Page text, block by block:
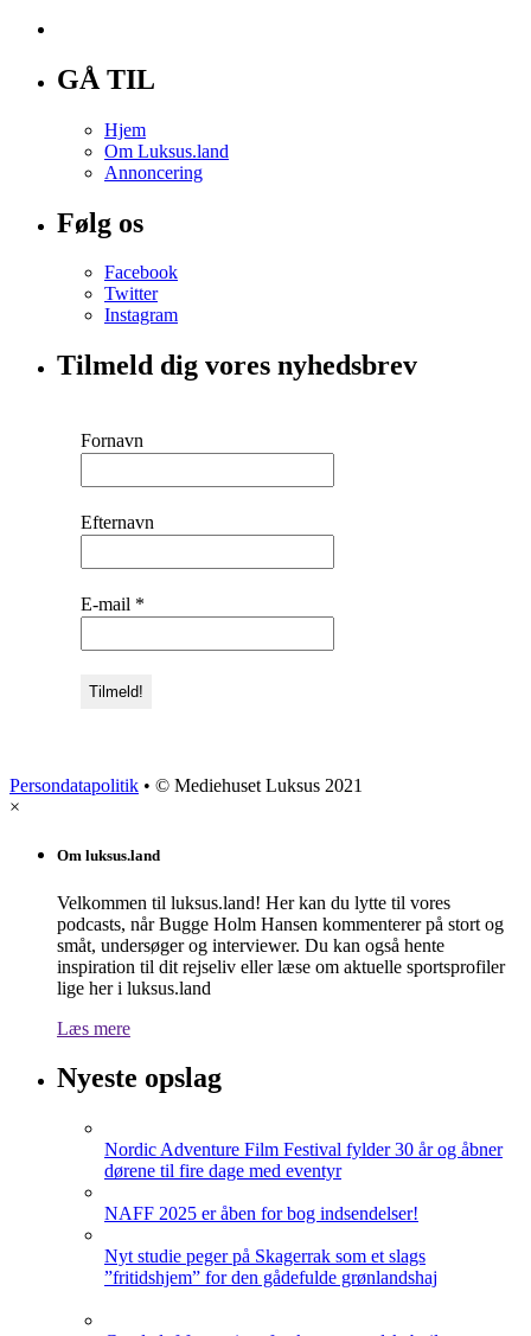
GÅ TIL
Hjem
Om Luksus.land
Annoncering
Følg os
Facebook
Twitter
Instagram
Tilmeld dig vores nyhedsbrev
Fornavn
Efternavn
E-mail *
Persondatapolitik • © Mediehuset Luksus 2021
×
Om luksus.land
Velkommen til luksus.land! Her kan du lytte til vores
podcasts, når Bugge Holm Hansen kommenterer på stort og
småt, undersøger og interviewer. Du kan også hente
inspiration til dit rejseliv eller læse om aktuelle sportsprofiler
lige her i luksus.land
Læs mere
Nyeste opslag
Nordic Adventure Film Festival fylder 30 år og åbner
dørene til fire dage med eventyr
NAFF 2025 er åben for bog indsendelser!
Nyt studie peger på Skagerrak som et slags
”fritidshjem” for den gådefulde grønlandshaj